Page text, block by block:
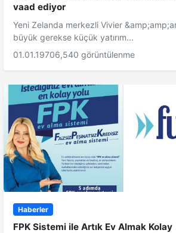
vaad ediyor
Yeni Zelanda merkezli Vivier
büyük gerekse küçük yatırım...
01.01.19706,540 görüntülenme
Haberler
FPK Sistemi ile Artık Ev Almak Kolay